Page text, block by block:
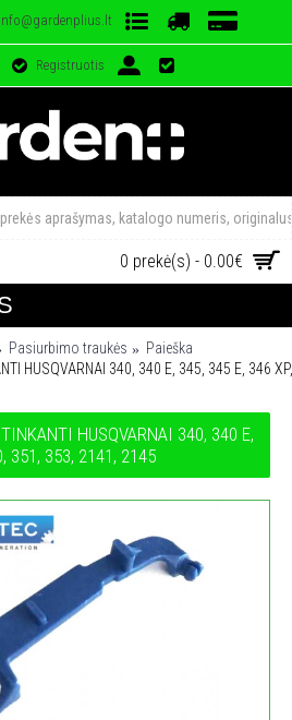
info@gardenplius.lt
Registruotis
0 prekė(s) - 0.00€
Pasiurbimo traukės
Paieška
HUSQVARNAI 340, 340 E, 345, 345 E, 346
HUSQVARNAI 340, 340 E,
351, 353, 2141, 2145